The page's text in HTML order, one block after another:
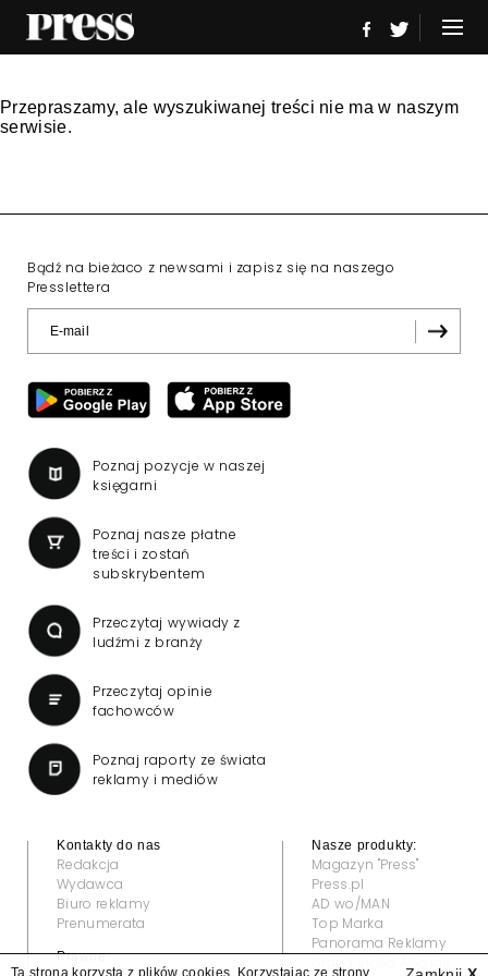
Przepraszamy, ale wyszukiwanej treści nie ma w naszym
serwisie.
Bądź na bieżaco z newsami i zapisz się na naszego
Presslettera
Poznaj pozycje w naszej
księgarni
Poznaj nasze płatne
treści i zostań
subskrybentem
Przeczytaj wywiady z
ludźmi z branży
Przeczytaj opinie
fachowców
Poznaj raporty ze świata
reklamy i mediów
Kontakty do nas
Redakcja
Wydawca
Biuro reklamy
Prenumerata
Prawne:
Nasze produkty:
Magazyn "Press"
Press.pl
AD wo/MAN
Top Marka
Panorama Reklamy
Ta strona korzysta z plików cookies. Korzystając ze strony